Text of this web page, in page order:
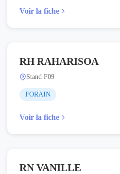
Voir la fiche
RH RAHARISOA
Stand F09
FORAIN
Voir la fiche
RN VANILLE